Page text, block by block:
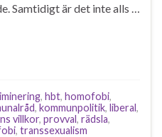
Samtidigt är det inte alls …
, hbt, homofobi,
, kommunpolitik, liberal,
villkor, provval, rädsla,
, transsexualism